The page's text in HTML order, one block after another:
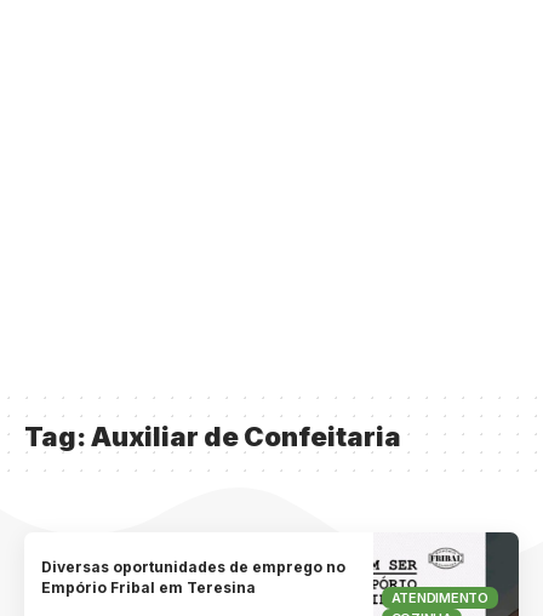
Tag:Auxiliar de Confeitaria
ATENDIMENTO
Diversas oportunidades de emprego no
Empório Fribal em Teresina